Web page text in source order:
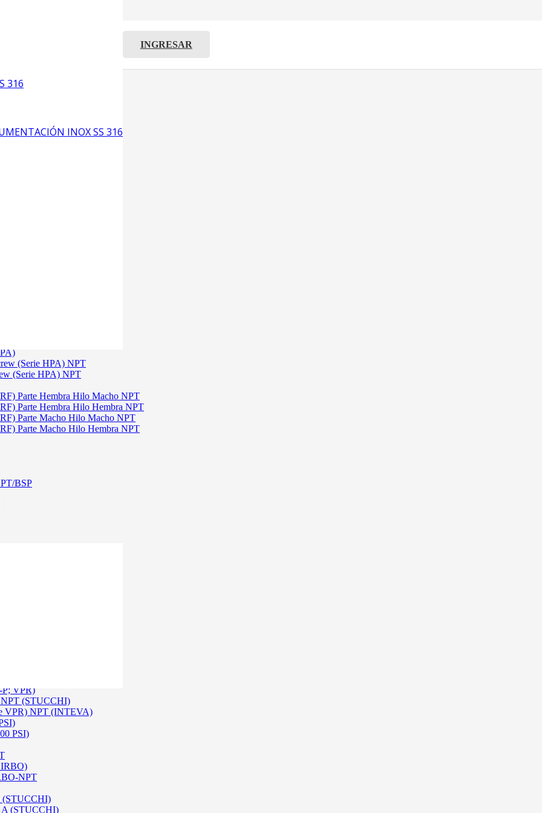
316
INOX SS 316
INGRESAR
(Serie HPA) NPT
(Serie HPA) NPT
Parte Hembra Hilo Macho NPT
Parte Hembra Hilo Hembra NPT
Parte Macho Hilo Macho NPT
Parte Macho Hilo Hembra NPT
BSP
P; VPR)
NPT (STUCCHI)
VPR) NPT (INTEVA)
PSI)
IRBO)
NPT
(STUCCHI)
A (STUCCHI)